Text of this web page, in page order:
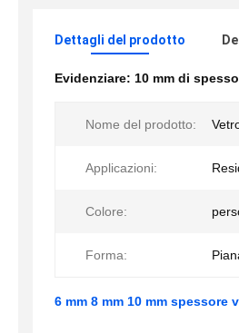
Dettagli del prodotto
Evidenziare: 10 mm di
Nome del prodotto:
Applicazioni:
Colore:
Forma:
6 mm 8 mm 10 mm